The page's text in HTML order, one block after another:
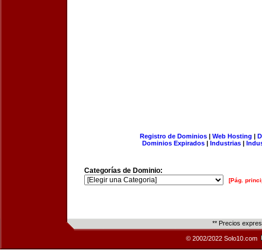
Registro de Dominios| Web Hosting |
Dominios Expirados | Industrias |
Categorías de Dominio:
[Pág.
** Precios
© 2002/2022 Solo10.com